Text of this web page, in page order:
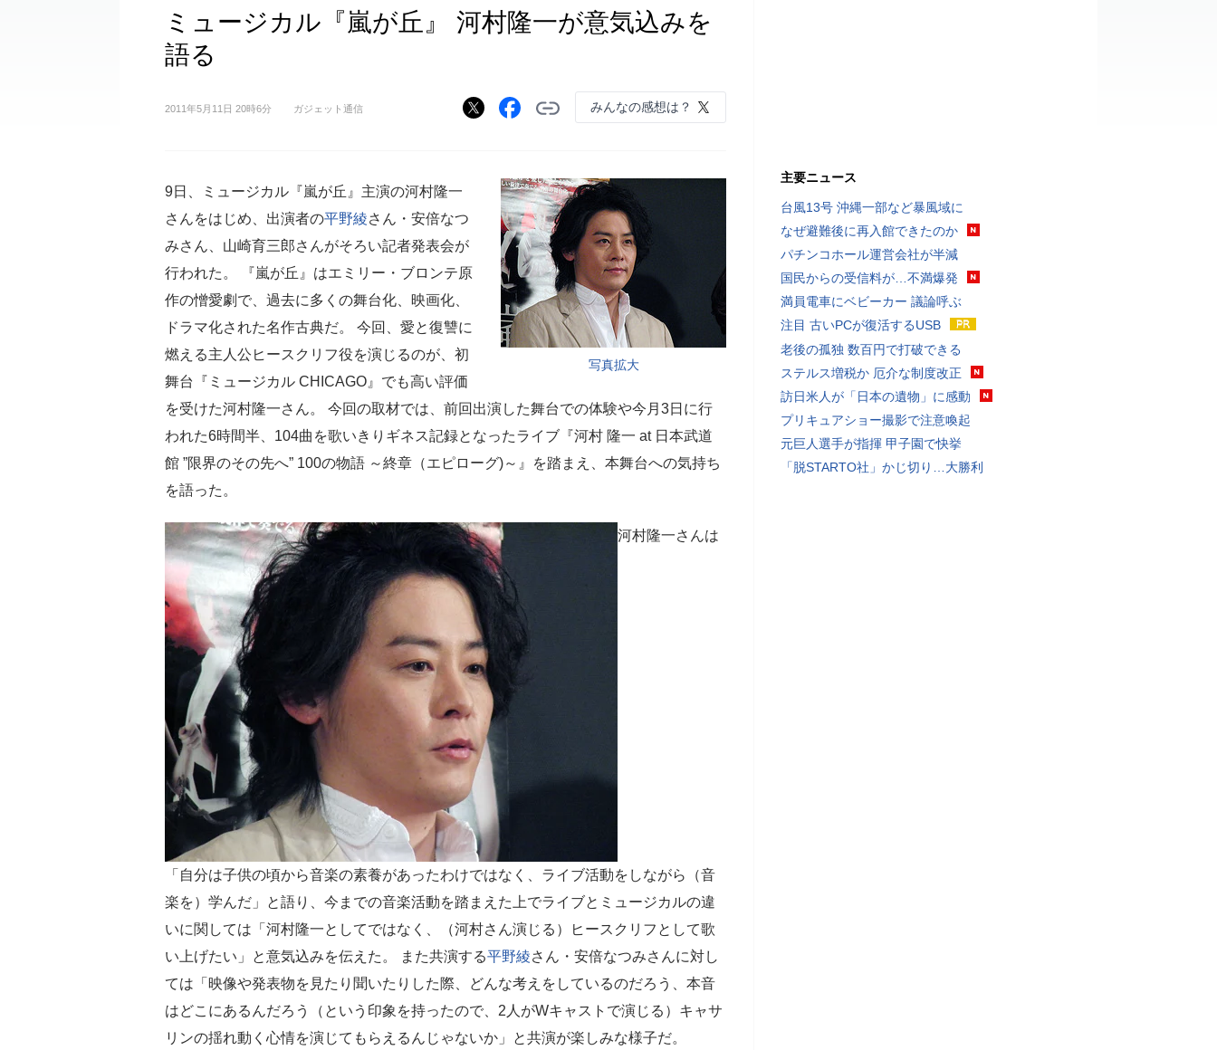
ミュージカル『嵐が丘』 河村隆一が意気込みを
語る
2011年5月11日 20時6分 ガジェット通信 みんなの感想は？
写真拡大
9日、ミュージカル『嵐が丘』主演の河村隆一
さんをはじめ、出演者の平野綾さん・安倍なつ
みさん、山崎育三郎さんがそろい記者発表会が
行われた。 『嵐が丘』はエミリー・ブロンテ原
作の憎愛劇で、過去に多くの舞台化、映画化、
ドラマ化された名作古典だ。 今回、愛と復讐に
燃える主人公ヒースクリフ役を演じるのが、初
舞台『ミュージカル CHICAGO』でも高い評価
を受けた河村隆一さん。 今回の取材では、前回出演した舞台での体験や今月3日に行
われた6時間半、104曲を歌いきりギネス記録となったライブ『河村 隆一 at 日本武道
館 ”限界のその先へ” 100の物語 ～終章（エピローグ)～』を踏まえ、本舞台への気持ち
を語った。
河村隆一さんは
「自分は子供の頃から音楽の素養があったわけではなく、ライブ活動をしながら（音
楽を）学んだ」と語り、今までの音楽活動を踏まえた上でライブとミュージカルの違
いに関しては「河村隆一としてではなく、（河村さん演じる）ヒースクリフとして歌
い上げたい」と意気込みを伝えた。 また共演する平野綾さん・安倍なつみさんに対し
ては「映像や発表物を見たり聞いたりした際、どんな考えをしているのだろう、本音
はどこにあるんだろう（という印象を持ったので、2人がWキャストで演じる）キャサ
リンの揺れ動く心情を演じてもらえるんじゃないか」と共演が楽しみな様子だ。
主要ニュース
台風13号 沖縄一部など暴風域に
なぜ避難後に再入館できたのか
パチンコホール運営会社が半減
国民からの受信料が…不満爆発
満員電車にベビーカー 議論呼ぶ
注目 古いPCが復活するUSB
老後の孤独 数百円で打破できる
ステルス増税か 厄介な制度改正
訪日米人が「日本の遺物」に感動
プリキュアショー撮影で注意喚起
元巨人選手が指揮 甲子園で快挙
「脱STARTO社」かじ切り…大勝利